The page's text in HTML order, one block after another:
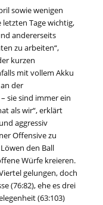
sowie wenigen
Tage wichtig,
andererseits
zu arbeiten“,
kurzen
mit vollem Akku
der
sie sind immer ein
als wir“, erklärt
aggressiv
Offensive zu
den Ball
Würfe kreieren.
gelungen, doch
(76:82), ehe es drei
(63:103)